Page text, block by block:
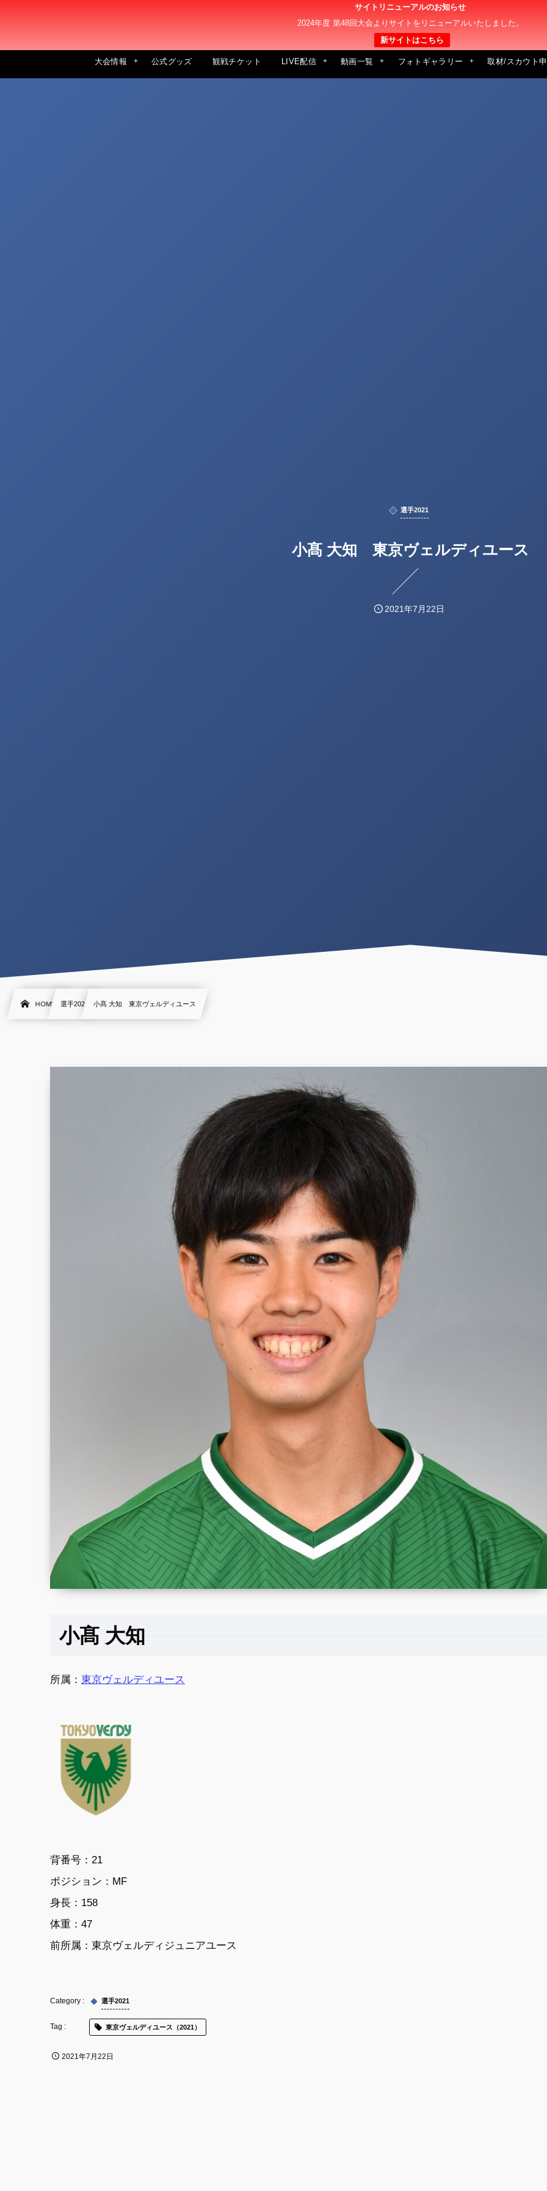
サイトリニューアルのお知らせ
2024年度 第48回大会よりサイトをリニューアルいたしました。
新サイトはこちら
大会情報 公式グッズ 観戦チケット LIVE配信 動画一覧 フォトギャラリー 取材/スカウト
選手2021
小髙 大知 東京ヴェルディユース
2021年7月22日
HOME 選手2021 小髙 大知 東京ヴェルディユース
小髙 大知
所属： 東京ヴェルディユース
背番号：21
ポジション：MF
身長：158
体重：47
前所属：東京ヴェルディジュニアユース
選手2021
東京ヴェルディユース（2021）
2021年7月22日